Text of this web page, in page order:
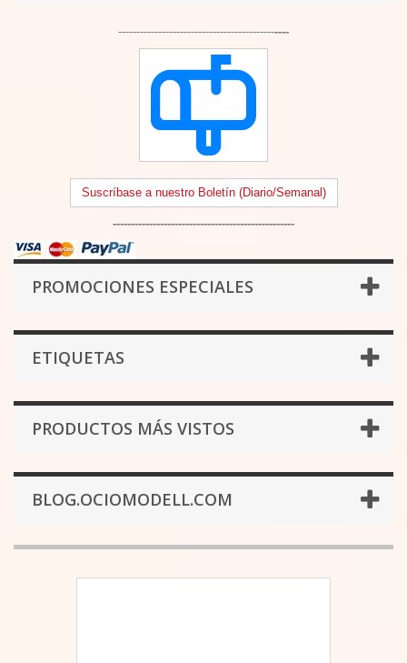
-----------------------------------------------
Suscríbase a nuestro Boletín (Diario/Semanal)
--------------------------------------------------
PROMOCIONES ESPECIALES
ETIQUETAS
PRODUCTOS MÁS VISTOS
BLOG.OCIOMODELL.COM